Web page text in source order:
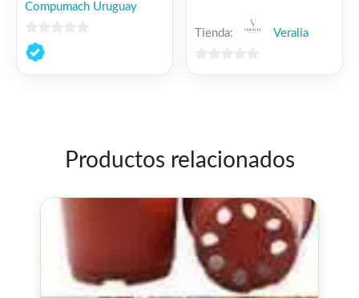
Compumach Uruguay
0
de
Tienda: Veralia
Productos relacionados